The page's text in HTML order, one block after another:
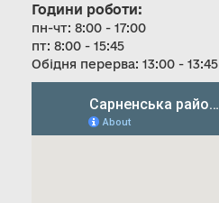
Години роботи:
пн-чт: 8:00 - 17:00
пт: 8:00 - 15:45
Обідня перерва: 13:00 - 13:45